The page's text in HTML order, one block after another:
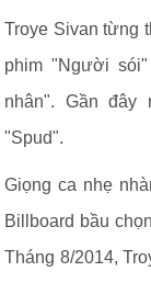
Troye Sivan từng
phim "Người
nhân". Gần đây
"Spud".
Giọng ca nhẹ
Billboard bầu
Tháng 8/2014,